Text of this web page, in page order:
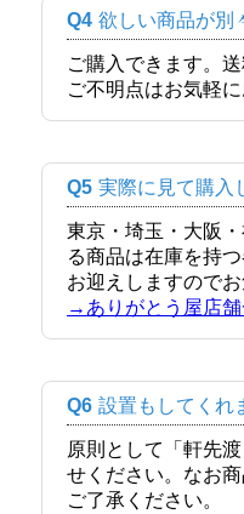
Q4 欲しい商品が別
ご購入できます。
ご不明点はお気軽
Q5 実際に見て購入
東京・埼玉・大阪
る商品は在庫を持
お迎えしますので
→ありがとう屋店舗
Q6 設置もしてくれ
原則として「軒先
せください。なお
ご了承ください。